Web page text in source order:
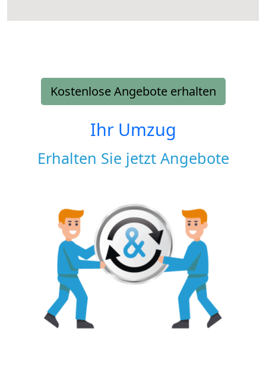
Kostenlose Angebote erhalten
Ihr Umzug
Erhalten Sie jetzt Angebote